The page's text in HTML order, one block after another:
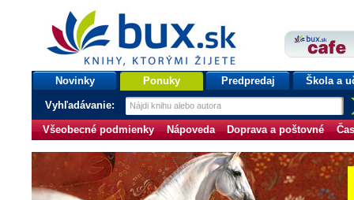
bux.sk
knihy, ktorými žijete
Úvodná stránka
Novinky Ponuky Predpredaj Škola a
Vyhľadávanie:
Všeobecné podmienky Nápoveda Doprava a poštovné